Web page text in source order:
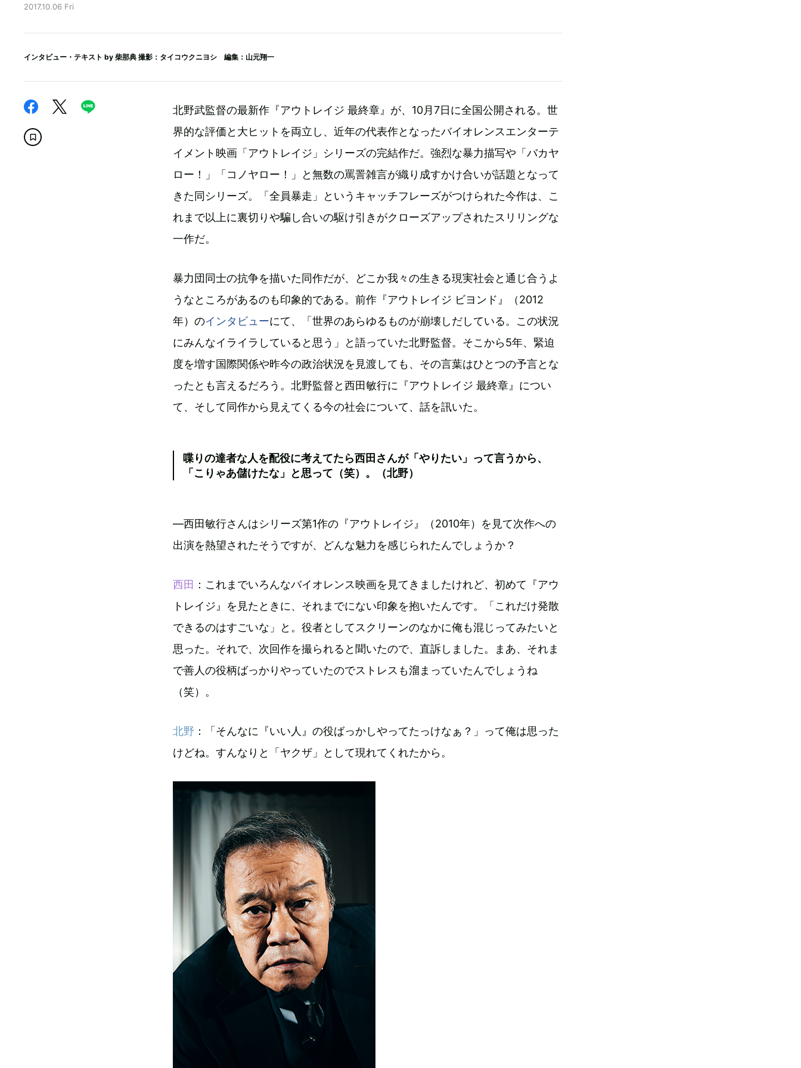
2017.10.06 Fri
インタビュー・テキスト by 柴那典 撮影：タイコウクニヨシ 編集：山元翔一
北野武監督の最新作『アウトレイジ 最終章』が、10月7日に全国公開される。世
界的な評価と大ヒットを両立し、近年の代表作となったバイオレンスエンターテ
イメント映画「アウトレイジ」シリーズの完結作だ。強烈な暴力描写や「バカヤ
ロー！」「コノヤロー！」と無数の罵詈雑言が織り成すかけ合いが話題となって
きた同シリーズ。「全員暴走」というキャッチフレーズがつけられた今作は、こ
れまで以上に裏切りや騙し合いの駆け引きがクローズアップされたスリリングな
一作だ。
暴力団同士の抗争を描いた同作だが、どこか我々の生きる現実社会と通じ合うよ
うなところがあるのも印象的である。前作『アウトレイジ ビヨンド』（2012
年）のインタビューにて、「世界のあらゆるものが崩壊しだしている。この状況
にみんなイライラしていると思う」と語っていた北野監督。そこから5年、緊迫
度を増す国際関係や昨今の政治状況を見渡しても、その言葉はひとつの予言とな
ったとも言えるだろう。北野監督と西田敏行に『アウトレイジ 最終章』につい
て、そして同作から見えてくる今の社会について、話を訊いた。
喋りの達者な人を配役に考えてたら西田さんが「やりたい」って言うから、
「こりゃあ儲けたな」と思って（笑）。（北野）
—西田敏行さんはシリーズ第1作の『アウトレイジ』（2010年）を見て次作への
出演を熱望されたそうですが、どんな魅力を感じられたんでしょうか？
西田 ：これまでいろんなバイオレンス映画を見てきましたけれど、初めて『アウ
トレイジ』を見たときに、それまでにない印象を抱いたんです。「これだけ発散
できるのはすごいな」と。役者としてスクリーンのなかに俺も混じってみたいと
思った。それで、次回作を撮られると聞いたので、直訴しました。まあ、それま
で善人の役柄ばっかりやっていたのでストレスも溜まっていたんでしょうね
（笑）。
北野 ：「そんなに『いい人』の役ばっかしやってたっけなぁ？」って俺は思った
けどね。すんなりと「ヤクザ」として現れてくれたから。